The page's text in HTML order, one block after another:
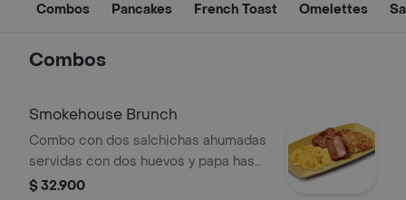
Combos Pancakes French Toast Omelettes
Combos
Smokehouse Brunch
Combo con dos salchichas ahumadas
servidas con dos huevos y papa hash
brown original de ihop®.
$ 32.900